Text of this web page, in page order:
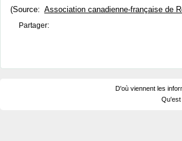
(Source: Association canadienne-française de
Partager:
D'où viennent les
Qu'est